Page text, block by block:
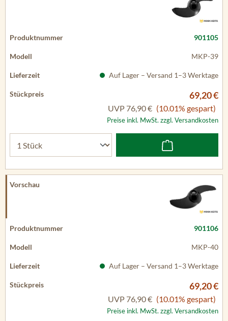
901105
MKP-39
Auf Lager – Versand 1–3 Werktage
69,20 €
UVP 76,90 € (10.01% gespart)
Preise inkl. MwSt. zzgl. Versandkosten
901106
MKP-40
Auf Lager – Versand 1–3 Werktage
69,20 €
UVP 76,90 € (10.01% gespart)
Preise inkl. MwSt. zzgl. Versandkosten